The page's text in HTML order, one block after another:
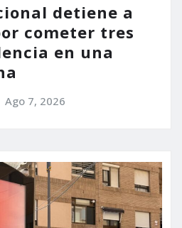
detiene a
cometer tres
en una
Ago 7, 2026